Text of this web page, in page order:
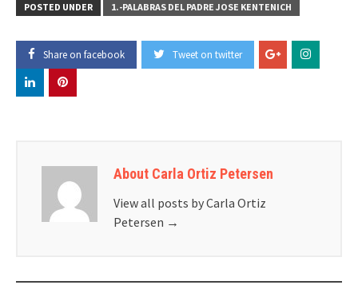
POSTED UNDER 1.-PALABRAS DEL PADRE JOSE KENTENICH
Share on facebook Tweet on twitter
About Carla Ortiz Petersen
View all posts by Carla Ortiz
Petersen →